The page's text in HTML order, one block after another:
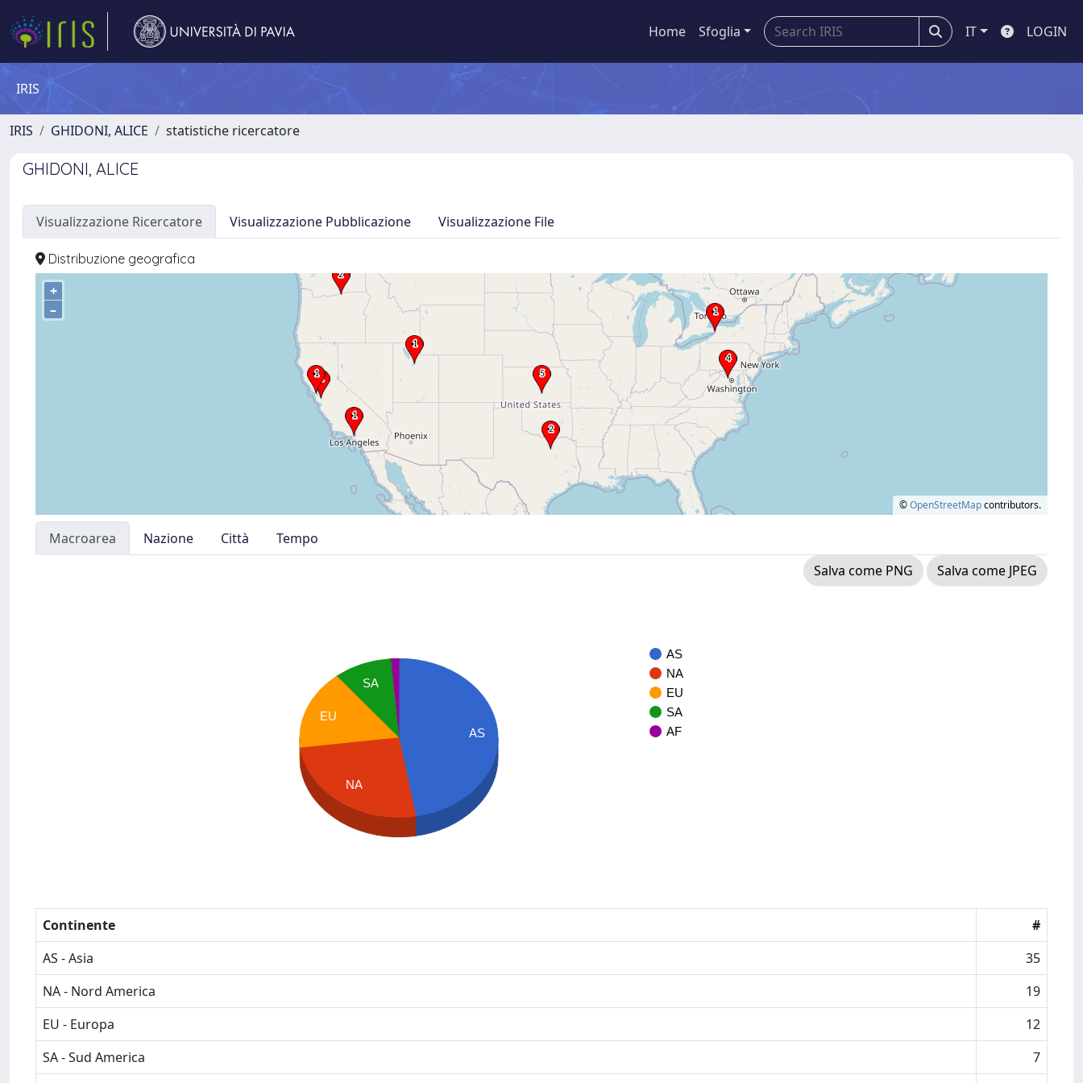
Home Sfoglia IT LOGIN
IRIS
IRIS GHIDONI, ALICE statistiche ricercatore
GHIDONI, ALICE
Visualizzazione Ricercatore Visualizzazione Pubblicazione Visualizzazione File
Distribuzione geografica
+
–
©OpenStreetMapcontributors.
Macroarea Nazione Città
Tempo
Salva come PNG
Salva come JPEG
AS
NA
EU
SA
AF
AS
SA
EU
NA
Continente
#
AS - Asia
35
NA - Nord America
19
EU - Europa
12
SA - Sud America
7